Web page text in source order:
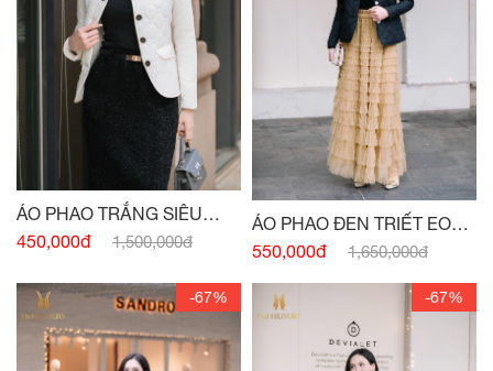
ÁO PHAO TRẮNG SIÊU
NHẸ
450,000đ 1,500,000đ
ÁO PHAO ĐEN TRIẾT EO
DÁNG DÀI
550,000đ 1,650,000đ
-67% -67%